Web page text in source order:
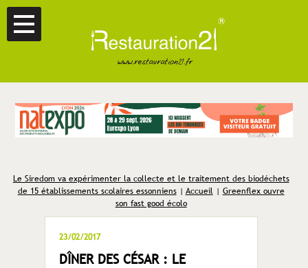
Le Siredom va expérimenter la collecte et le traitement des biodéchets
de 15 établissements scolaires essonniens| Accueil | Greenflex ouvre
son fast good écolo
23/02/2017
DÎNER DES CÉSAR : LE